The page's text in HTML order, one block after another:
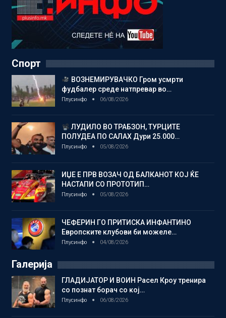
Спорт
ВОЗНЕМИРУВАЧКО Гром усмрти
фудбалер среде натпревар во…
Плусинфо 06/08/2026
ЛУДИЛО ВО ТРАБЗОН, ТУРЦИТЕ
ПОЛУДЕА ПО САЛАХ Дури 25.000…
Плусинфо 05/08/2026
ИЏЕ Е ПРВ ВОЗАЧ ОД БАЛКАНОТ КОЈ ЌЕ
НАСТАПИ СО ПРОТОТИП…
Плусинфо 05/08/2026
ЧЕФЕРИН ГО ПРИТИСКА ИНФАНТИНО
Европските клубови би можеле…
Плусинфо 04/08/2026
Галерија
ГЛАДИЈАТОР И ВОИН Расел Кроу тренира
со познат борач со кој…
Плусинфо 06/08/2026